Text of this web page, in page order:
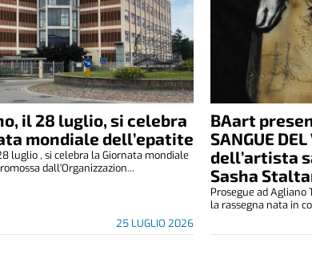
il 28 luglio, si celebra
mondiale dell’epatite
25 LUGLIO 2026
luglio , si celebra la Giornata mondiale
dall'Organizzazion...
BAart
SANGUE DEL
dell’artista
Sasha
Prosegue ad Agliano
la rassegna nata in